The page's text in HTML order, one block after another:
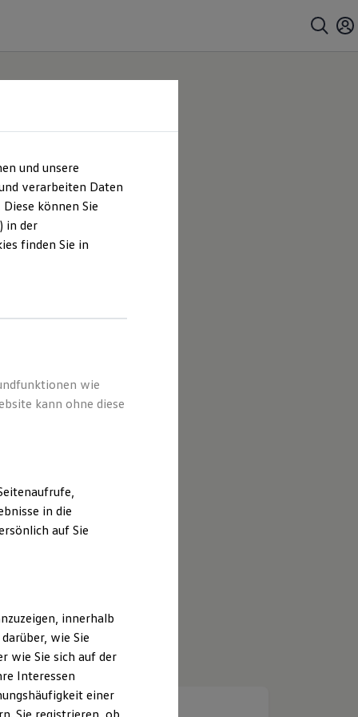
und unsere
verarbeiten Daten
können Sie
in der
finden Sie in
wie
kann ohne diese
in die
auf Sie
innerhalb
wie Sie
wie Sie sich auf der
Interessen
einer
Sie registrieren, ob